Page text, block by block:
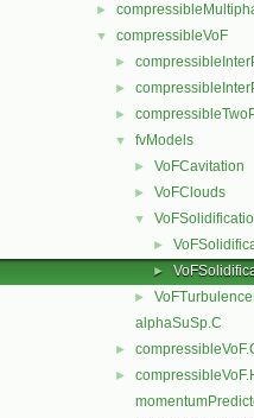
►
▼ compressibleVoF
►
►
►
▼ fvModels
► VoFCavitation
► VoFClouds
▼
►
►
►
alphaSuSp.C
►
►